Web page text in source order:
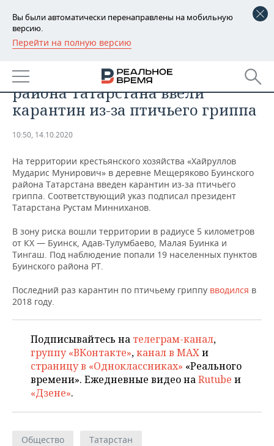
Вы были автоматически перенаправлены на мобильную
версию.
Перейти на полную версию
РЕГИОНЫ
БАШКОРТОСТАН
ТАТАРСТАН
НОВОСТИ
АНАЛИТИКА
ДЕКЛАРАЦИИ О ДОХОДАХ
КОРОЛИ ГОСЗАКАЗА ПФО
ВУЗЫ ТАТАРСТАНА
КОМУ ПРИНАДЛЕЖАТ
ТОРГОВЫЕ ЦЕНТРЫ
ТАТАРСТАНА
НОВОСТИ ЭКОНОМИКИ
ФИНАНСЫ
БАНКИ
БЮДЖЕТ
ИНВЕСТИЦИИ
ПРОМЫШЛЕННОСТЬ
НОВОСТИ
ПРОМЫШЛЕННОСТИ
МАШИНОСТРОЕНИЕ
НЕФТЬ
ОПК
ЭНЕРГЕТИКА
НЕДВИЖИМОСТЬ
НОВОСТИ НЕДВИЖИМОСТИ
АВТО
НОВОСТИ АВТО
БИЗНЕС
НОВОСТИ БИЗНЕСА
РОЗНИЧНАЯ ТОРГОВЛЯ
УСЛУГИ
ТЕХНОЛОГИИ
НОВОСТИ ТЕХНОЛОГИЙ
МЕДИА
ТЕЛЕКОММУНИКАЦИИ
МЕРОПРИЯТИЯ
ВЫЕЗДНАЯ РЕДАКЦИЯ
БИЗНЕС-БРАНЧИ
ONLINE-КОНФЕРЕНЦИИ
ОТКРЫТАЯ ЛЕКЦИЯ
НОВОСТИ СПОРТА
ФУТБОЛ
ХОККЕЙ
БАСКЕТБОЛ
ОБЩЕСТВО
НОВОСТИ ОБЩЕСТВА
ВЛАСТЬ
ИНФРАСТРУКТУРА
ФОТОГАЛЕРЕЯ
СЮЖЕТЫ
СПРАВОЧНИК
В одной из деревень Буинского
района Татарстана ввели
карантин из-за птичьего гриппа
10:50, 14.10.2020
На территории крестьянского хозяйства «Хайруллов
Мударис Мунирович» в деревне Мещеряково Буинского
района Татарстана введен карантин из-за птичьего
гриппа. Соответствующий указ подписал президент
Татарстана Рустам Минниханов.
В зону риска вошли территории в радиусе 5 километров
от КХ — Буинск, Адав-Тулумбаево, Малая Буинка и
Тингаш. Под наблюдение попали 19 населенных пунктов
Буинского района РТ.
Последний раз карантин по птичьему гриппу вводился в
2018 году.
Подписывайтесь на телеграм-канал,
группу «ВКонтакте»,канал в MAXи
страницу в «Одноклассниках» «Реального
времени». Ежедневные видео наRutube и
«Дзене».
Общество Татарстан